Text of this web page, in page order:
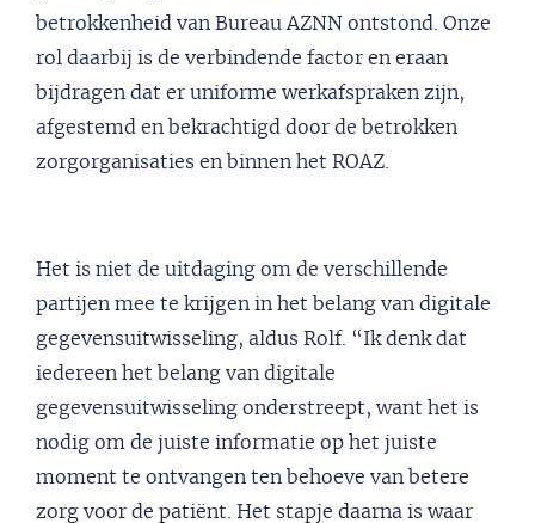
betrokkenheid van Bureau AZNN ontstond. Onze
rol daarbij is de verbindende factor en eraan
bijdragen dat er uniforme werkafspraken zijn,
afgestemd en bekrachtigd door de betrokken
zorgorganisaties en binnen het ROAZ.
Het is niet de uitdaging om de verschillende
partijen mee te krijgen in het belang van digitale
gegevensuitwisseling, aldus Rolf. “Ik denk dat
iedereen het belang van digitale
gegevensuitwisseling onderstreept, want het is
nodig om de juiste informatie op het juiste
moment te ontvangen ten behoeve van betere
zorg voor de patiënt. Het stapje daarna is waar